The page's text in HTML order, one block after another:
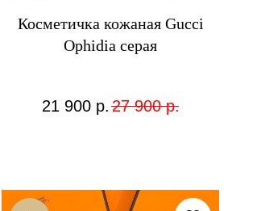
Косметичка кожаная Gucci
Ophidia серая
21 900 р. 27 900 р.